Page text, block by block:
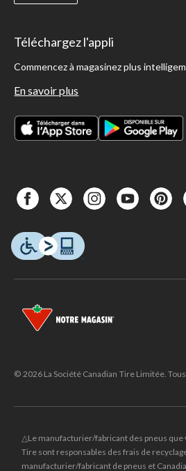
Téléchargez l'appli
Commencez à magasinez plus
En savoir plus
© 2026 La Société Canadian Tire Limitée.
△Le manufacturier/fabricant des pneus que
Tire sont responsables des frais de
manufacturier/fabricant de pneus et